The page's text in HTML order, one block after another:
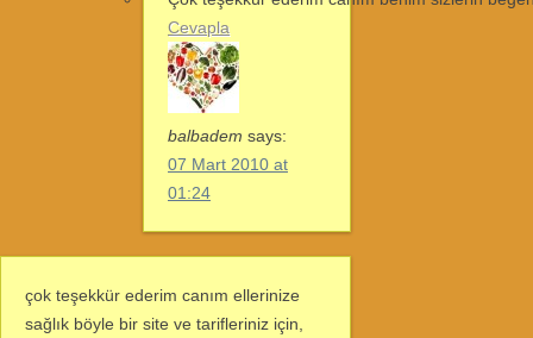
Cevapla
balbadem says:
07 Mart 2010 at
01:24
çok teşekkür ederim canım ellerinize
sağlık böyle bir site ve tarifleriniz için,